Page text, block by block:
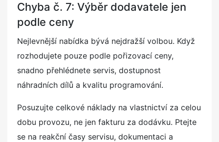
Chyba č. 7: Výběr dodavatele jen
podle ceny
Nejlevnější nabídka bývá nejdražší volbou. Když
rozhodujete pouze podle pořizovací ceny,
snadno přehlédnete servis, dostupnost
náhradních dílů a kvalitu programování.
Posuzujte celkové náklady na vlastnictví za celou
dobu provozu, ne jen fakturu za dodávku. Ptejte
se na reakční časy servisu, dokumentaci a